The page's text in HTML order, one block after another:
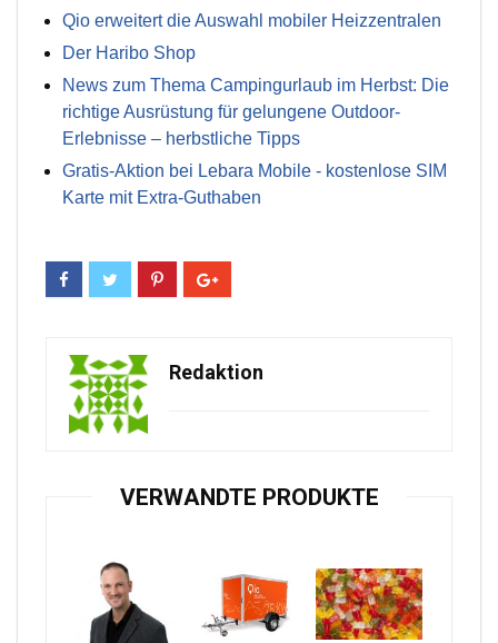
Qio erweitert die Auswahl mobiler Heizzentralen
Der Haribo Shop
News zum Thema Campingurlaub im Herbst: Die
richtige Ausrüstung für gelungene Outdoor-
Erlebnisse – herbstliche Tipps
Gratis-Aktion bei Lebara Mobile - kostenlose SIM
Karte mit Extra-Guthaben
Redaktion
VERWANDTE PRODUKTE